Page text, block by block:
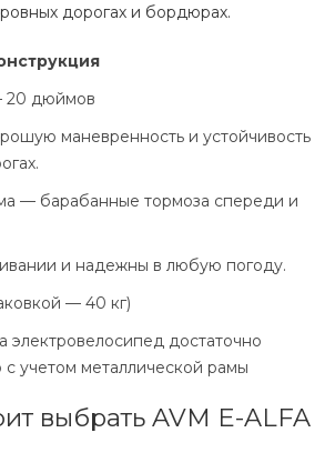
дорогах и бордюрах.
20 дюймов
маневренность и устойчивость
— барабанные тормоза спереди и
и надежны в любую погоду.
— 40 кг)
электровелосипед достаточно
с учетом металлической рамы
выбрать AVM E-ALFA